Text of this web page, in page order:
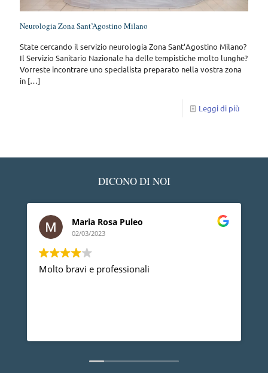
Neurologia Zona Sant’Agostino Milano
State cercando il servizio neurologia Zona Sant’Agostino Milano?
Il Servizio Sanitario Nazionale ha delle tempistiche molto lunghe?
Vorreste incontrare uno specialista preparato nella vostra zona
in […]
Leggi di più
DICONO DI NOI
Maria Rosa Puleo
02/03/2023
Molto bravi e professionali